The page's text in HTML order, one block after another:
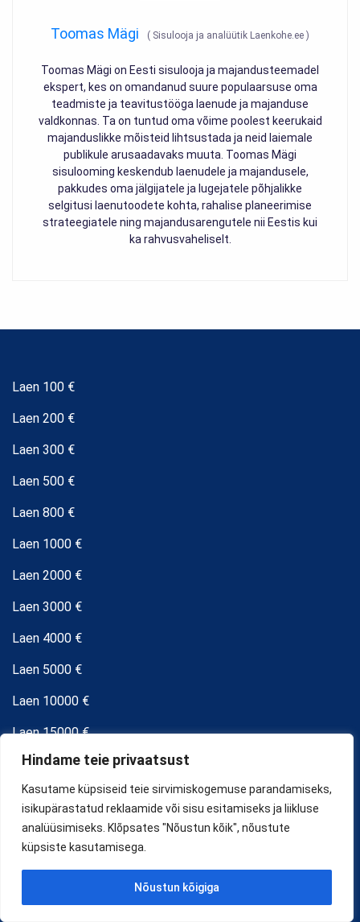
Hindame teie privaatsust
Kasutame küpsiseid teie sirvimiskogemuse parandamiseks,
isikupärastatud reklaamide või sisu esitamiseks ja liikluse
analüüsimiseks. Klõpsates "Nõustun kõik", nõustute
küpsiste kasutamisega.
Nõustun kõigiga
Toomas Mägi ( Sisulooja ja analüütik Laenkohe.ee )
Toomas Mägi on Eesti sisulooja ja majandusteemadel
ekspert, kes on omandanud suure populaarsuse oma
teadmiste ja teavitustööga laenude ja majanduse
valdkonnas. Ta on tuntud oma võime poolest keerukaid
majanduslikke mõisteid lihtsustada ja neid laiemale
publikule arusaadavaks muuta. Toomas Mägi
sisulooming keskendub laenudele ja majandusele,
pakkudes oma jälgijatele ja lugejatele põhjalikke
selgitusi laenutoodete kohta, rahalise planeerimise
strateegiatele ning majandusarengutele nii Eestis kui
ka rahvusvaheliselt.
Laen 100 €
Laen 200 €
Laen 300 €
Laen 500 €
Laen 800 €
Laen 1000 €
Laen 2000 €
Laen 3000 €
Laen 4000 €
Laen 5000 €
Laen 10000 €
Laen 15000 €
Väikelaen
Kiirlaen
Krediidikonto
Hüpoteeklaen